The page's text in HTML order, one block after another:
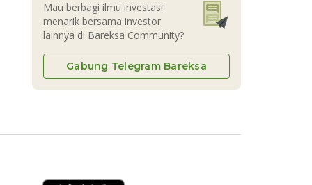
Mau berbagi ilmu investasi
menarik bersama investor
lainnya di Bareksa Community?
Gabung Telegram Bareksa